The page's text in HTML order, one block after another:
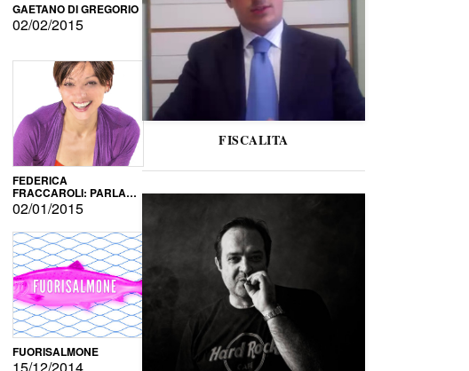
GAETANO DI GREGORIO
02/02/2015
FEDERICA
FRACCAROLI: PARLARE
LINGUE DIVERSE
02/01/2015
FUORISALMONE
FISCALITA